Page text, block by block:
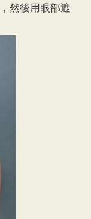
然後用眼部遮